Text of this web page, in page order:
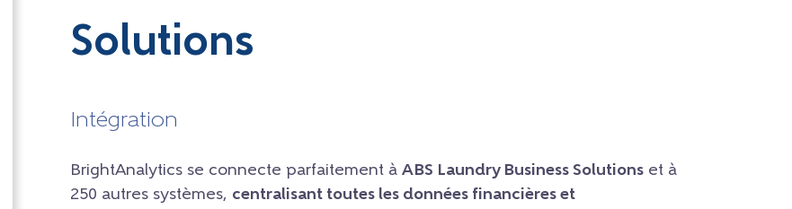
Solutions
Intégration
BrightAnalytics se connecte parfaitement à ABS Laundry Business Solutionset à
250 autres systèmes, centralisant toutes les données financières et